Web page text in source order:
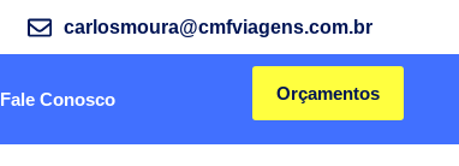
carlosmoura@cmfviagens.com.br
Fale Conosco Orçamentos